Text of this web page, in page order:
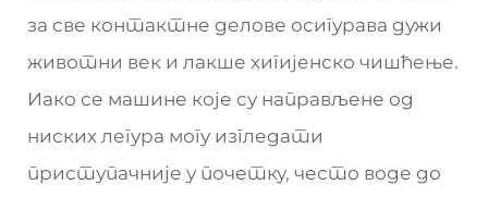
за све контактне делове осигурава дужи
животни век и лакше хигијенско чишћење.
Иако се машине које су направљене од
ниских легура могу изгледати
приступачније у почетку, често воде до